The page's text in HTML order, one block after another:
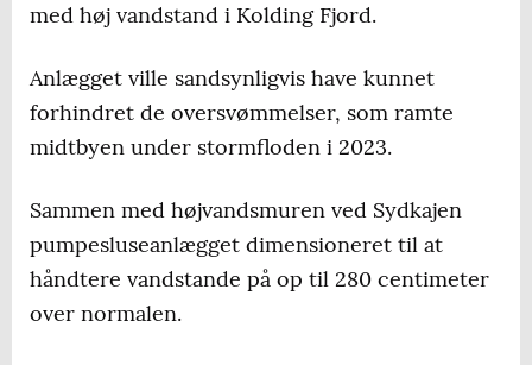
med høj vandstand i Kolding Fjord.
Anlægget ville sandsynligvis have kunnet
forhindret de oversvømmelser, som ramte
midtbyen under stormfloden i 2023.
Sammen med højvandsmuren ved Sydkajen
pumpesluseanlægget dimensioneret til at
håndtere vandstande på op til 280 centimeter
over normalen.